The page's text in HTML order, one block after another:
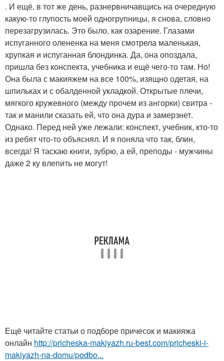
. И ещё, в тот же день, разнервничавщись на очередную
какую-то глупость моей одногрупницы, я снова, словно
перезагрузилась. Это было, как озарение. Глазами
испуганного олененка на меня смотрела маленькая,
хрупкая и испуганная блондинка. Да, она опоздала,
пришла без конспекта, учебника и ещё чего-то там. Но!
Она была с макияжем на все 100%, изящно одетая, на
шпильках и с обалденной укладкой. Открытые плечи,
мягкого кружевного (между прочем из ангорки) свитра -
так и манили сказать ей, что она дура и замерзнет.
Однако. Перед ней уже лежали: конспект, учебник, кто-то
из ребят что-то объяснял. И я поняла что так, блин,
всегда! Я таскаю книги, зубрю, а ей, преподы - мужчины
даже 2 ку влепить не могут!
Ещё читайте статьи о подборе причесок и макияжа
онлайн http://pricheska-makiyazh.ru-best.com/pricheski-i-
makiyazh-na-domu/podbo...